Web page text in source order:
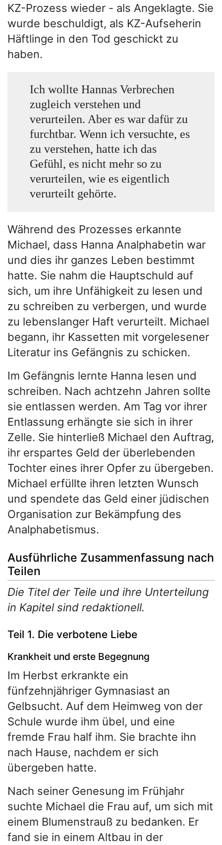
KZ-Prozess wieder - als Angeklagte. Sie
wurde beschuldigt, als KZ-Aufseherin
Häftlinge in den Tod geschickt zu
haben.
Ich wollte Hannas Verbrechen
zugleich verstehen und
verurteilen. Aber es war dafür zu
furchtbar. Wenn ich versuchte, es
zu verstehen, hatte ich das
Gefühl, es nicht mehr so zu
verurteilen, wie es eigentlich
verurteilt gehörte.
Während des Prozesses erkannte
Michael, dass Hanna Analphabetin war
und dies ihr ganzes Leben bestimmt
hatte. Sie nahm die Hauptschuld auf
sich, um ihre Unfähigkeit zu lesen und
zu schreiben zu verbergen, und wurde
zu lebenslanger Haft verurteilt. Michael
begann, ihr Kassetten mit vorgelesener
Literatur ins Gefängnis zu schicken.
Im Gefängnis lernte Hanna lesen und
schreiben. Nach achtzehn Jahren sollte
sie entlassen werden. Am Tag vor ihrer
Entlassung erhängte sie sich in ihrer
Zelle. Sie hinterließ Michael den Auftrag,
ihr erspartes Geld der überlebenden
Tochter eines ihrer Opfer zu übergeben.
Michael erfüllte ihren letzten Wunsch
und spendete das Geld einer jüdischen
Organisation zur Bekämpfung des
Analphabetismus.
Ausführliche Zusammenfassung nach
Teilen
Die Titel der Teile und ihre Unterteilung
in Kapitel sind redaktionell.
Teil 1. Die verbotene Liebe
Krankheit und erste Begegnung
Im Herbst erkrankte ein
fünfzehnjähriger Gymnasiast an
Gelbsucht. Auf dem Heimweg von der
Schule wurde ihm übel, und eine
fremde Frau half ihm. Sie brachte ihn
nach Hause, nachdem er sich
übergeben hatte.
Nach seiner Genesung im Frühjahr
suchte Michael die Frau auf, um sich mit
einem Blumenstrauß zu bedanken. Er
fand sie in einem Altbau in der